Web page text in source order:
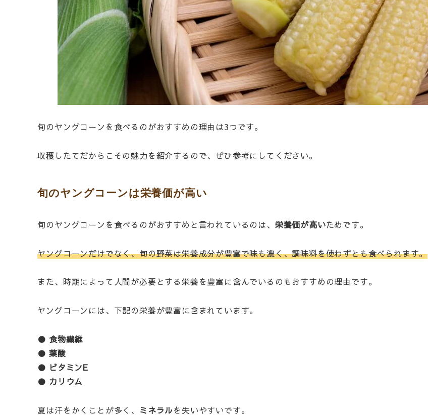
旬のヤングコーンを食べるのがおすすめの理由は3つです。
収穫したてだからこその魅力を紹介するので、ぜひ参考にしてください。
旬のヤングコーンは栄養価が高い
旬のヤングコーンを食べるのがおすすめと言われているのは、 栄養価が高いためです。
ヤングコーンだけでなく、旬の野菜は栄養成分が豊富で味も濃く、調味料を使わずとも食べられます。
また、時期によって人間が必要とする栄養を豊富に含んでいるのもおすすめの理由です。
ヤングコーンには、下記の栄養が豊富に含まれています。
● 食物繊維
● 葉酸
● ビタミンE
● カリウム
夏は汗をかくことが多く、 ミネラルを失いやすいです。